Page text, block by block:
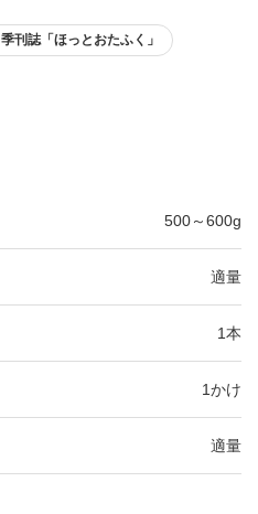
季刊誌「ほっとおたふく」
500～600g
適量
1本
1かけ
適量